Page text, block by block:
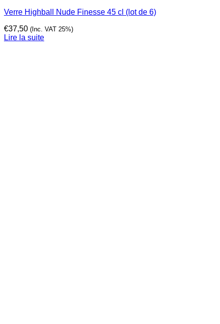
Verre Highball Nude Finesse 45 cl (lot de 6)
€37,50 (Inc. VAT 25%)
Lire la suite